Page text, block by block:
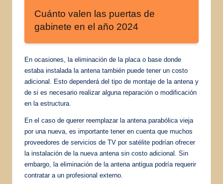
Cuánto valen las puertas de
gabinete en el año 2024
En ocasiones, la eliminación de la placa o base donde
estaba instalada la antena también puede tener un costo
adicional. Esto dependerá del tipo de montaje de la antena y
de si es necesario realizar alguna reparación o modificación
en la estructura.
En el caso de querer reemplazar la antena parabólica vieja
por una nueva, es importante tener en cuenta que muchos
proveedores de servicios de TV por satélite podrían ofrecer
la instalación de la nueva antena sin costo adicional. Sin
embargo, la eliminación de la antena antigua podría requerir
contratar a un profesional externo.